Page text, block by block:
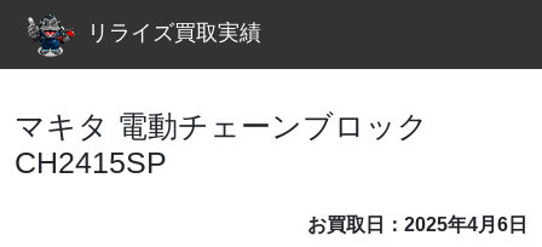
リライズ買取実績
マキタ 電動チェーンブロック
CH2415SP
お買取日：2025年4月6日